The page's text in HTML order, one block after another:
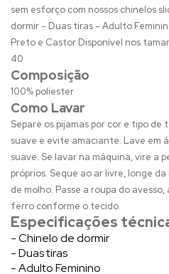
sem esforço com nossos chinelos
dormir - Duas tiras - Adulto
Preto e Castor Disponível nos
40
Composição
100% poliester
Como Lavar
Separe os pijamas por cor e tipo
suave e evite amaciante. Lave em
suave. Se lavar na máquina, vire a
próprios. Seque ao ar livre, longe
de molho. Passe a roupa do
ferro conforme o tecido.
Especificações
- Chinelo de dormir
- Duas tiras
- Adulto Feminino